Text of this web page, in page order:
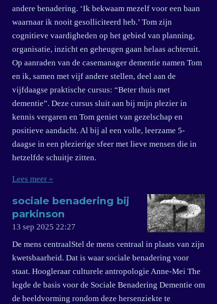
andere benadering. ‘Ik bekwaam mezelf voor een baan
waarnaar ik nooit gesolliciteerd heb.’ Tom zijn
cognitieve vaardigheden op het gebied van planning,
organisatie, inzicht en geheugen gaan helaas achteruit.
Op aanraden van de casemanager dementie namen Tom
en ik, samen met vijf andere stellen, deel aan de
vijfdaagse praktische cursus: “Beter thuis met
dementie”. Deze cursus sluit aan bij mijn plezier in
kennis vergaren en Tom geniet van gezelschap en
positieve aandacht. Al bij al een volle, leerzame 5-
daagse in een plezierige sfeer met lieve mensen die in
hetzelfde schuitje zitten.
Lees meer »
sociale benadering bij
parkinson
13 sep 2025 22:27
De mens centraalStel de mens centraal in plaats van zijn
kwetsbaarheid. Dat is waar sociale benadering voor
staat. Hoogleraar culturele antropologie Anne-Mei The
legde de basis voor de Sociale Benadering Dementie om
de beeldvorming rondom deze hersenziekte te